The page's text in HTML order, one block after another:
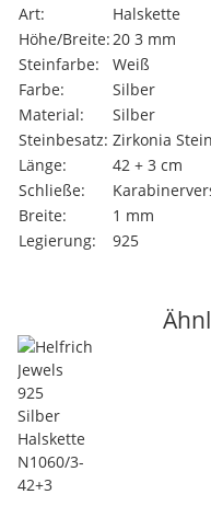
Art:
Halskette
Höhe/Breite: 20 3 mm
Steinfarbe:
Weiß
Farbe:
Silber
Material:
Silber
Steinbesatz: Zirkonia
Länge:
42 + 3 cm
Schließe:
Breite:
1 mm
Legierung:
925